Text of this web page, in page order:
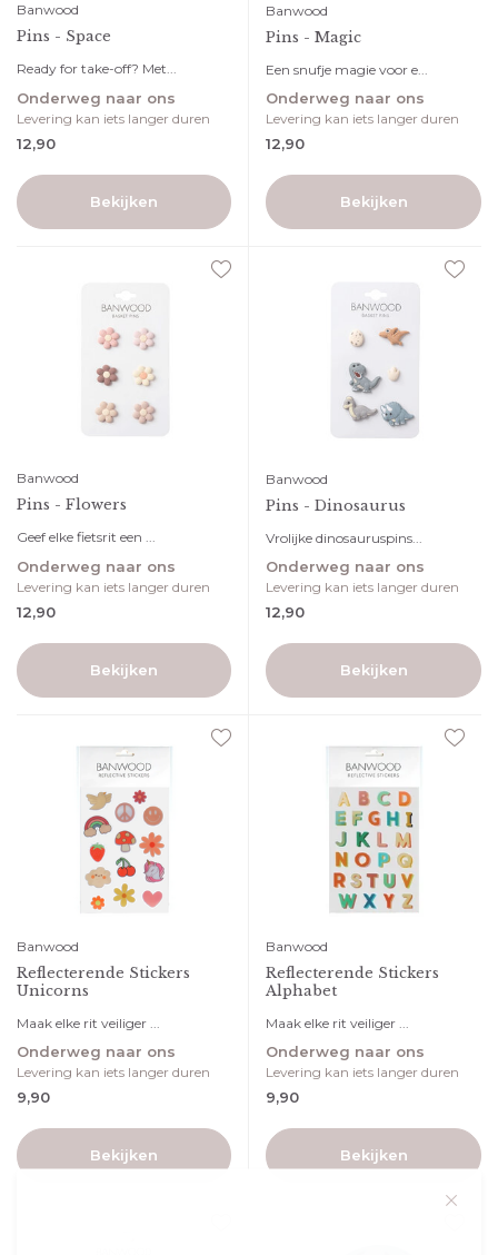
Banwood
Pins - Space
Ready for take-off? Met...
Onderweg naar ons
Levering kan iets langer duren
12,90
Bekijken
Banwood
Pins - Magic
Een snufje magie voor e...
Onderweg naar ons
Levering kan iets langer duren
12,90
Bekijken
Banwood
Pins - Flowers
Geef elke fietsrit een ...
Onderweg naar ons
Levering kan iets langer duren
12,90
Bekijken
Banwood
Pins - Dinosaurus
Vrolijke dinosauruspins...
Onderweg naar ons
Levering kan iets langer duren
12,90
Bekijken
Banwood
Reflecterende Stickers
Unicorns
Maak elke rit veiliger ...
Onderweg naar ons
Levering kan iets langer duren
9,90
Bekijken
Banwood
Reflecterende Stickers
Alphabet
Maak elke rit veiliger ...
Onderweg naar ons
Levering kan iets langer duren
9,90
Bekijken